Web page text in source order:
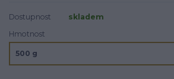
Dostupnost
skladem
Hmotnost